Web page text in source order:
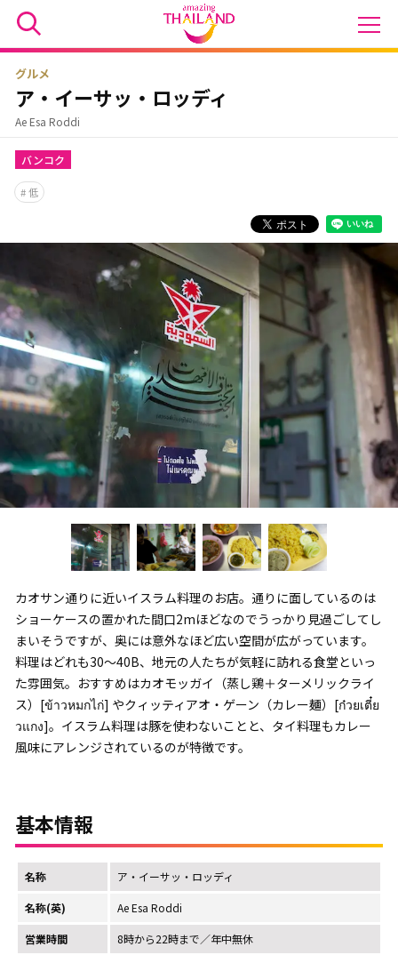
グルメ
ア・イーサッ・ロッディ
Ae Esa Roddi
バンコク
低
カオサン通りに近いイスラム料理のお店。通りに面しているのは
ショーケースの置かれた間口2mほどなのでうっかり見過ごしてし
まいそうですが、奥には意外なほど広い空間が広がっています。
料理はどれも30～40B、地元の人たちが気軽に訪れる食堂といっ
た雰囲気。おすすめはカオモッガイ（蒸し鶏＋ターメリックライ
ス）[ข้าวหมกไก่] やクィッティアオ・ゲーン（カレー麺）[ก๋วยเตี๋ย
วแกง]。イスラム料理は豚を使わないことと、タイ料理もカレー
風味にアレンジされているのが特徴です。
基本情報
名称 ア・イーサッ・ロッディ
名称(英) Ae Esa Roddi
営業時間 8時から22時まで／年中無休